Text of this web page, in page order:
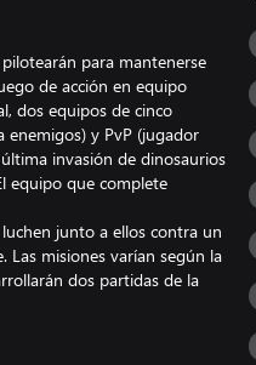
para mantenerse
de acción en equipo
dos equipos de cinco
enemigos) y PvP (jugador
invasión de dinosaurios
equipo que complete
junto a ellos contra un
misiones varían según la
dos partidas de la